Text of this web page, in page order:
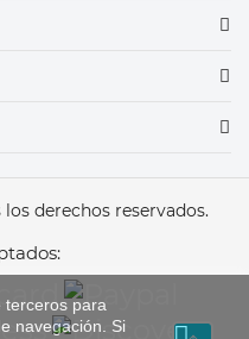
terceros para
navegación. Si
derechos reservados.